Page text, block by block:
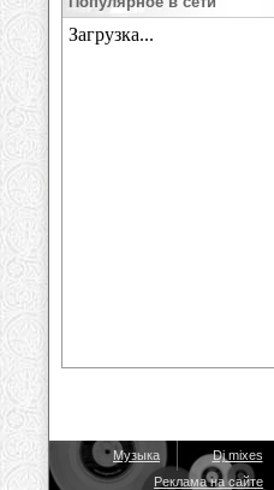
Музыка Dj mixes
Реклама на сайте